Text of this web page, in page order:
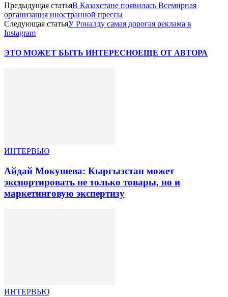
Предыдущая статьяВ Казахстане появилась Всемирная
организация иностранной прессы
Следующая статьяУ Роналду самая дорогая реклама в
Instagram
ЭТО МОЖЕТ БЫТЬ ИНТЕРЕСНОЕЩЕ ОТ АВТОРА
ИНТЕРВЬЮ
Айдай Мокушева: Кыргызстан может
экспортировать не только товары, но и
маркетинговую экспертизу
ИНТЕРВЬЮ